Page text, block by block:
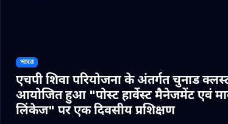
भारत
एचपी शिवा परियोजना के अंतर्गत चुनाड
आयोजित हुआ "पोस्ट हार्वेस्ट मैनेजमेंट एवं
लिंकेज" पर एक दिवसीय प्रशिक्षण